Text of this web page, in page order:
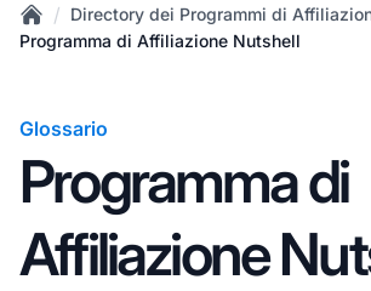
Home
/ Directory dei Programmi di
Programma di Affiliazione Nutshell
Glossario
Programma di
Affiliazione